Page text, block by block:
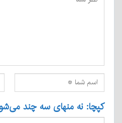
کپچا: نه منهای سه چند می‌شود؟*